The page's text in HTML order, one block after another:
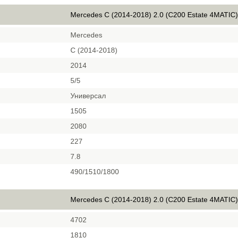
Mercedes C (2014-2018) 2.0 (C200 Estate 4MATIC)
Mercedes
C (2014-2018)
2014
5/5
Универсал
1505
2080
227
7.8
490/1510/1800
Mercedes C (2014-2018) 2.0 (C200 Estate 4MATIC)
4702
1810